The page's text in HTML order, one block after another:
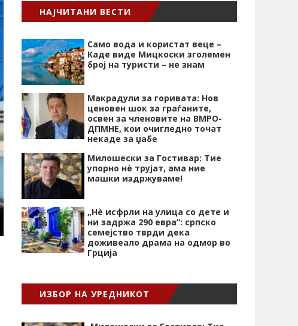
НАЈЧИТАНИ ВЕСТИ
Само вода и користат веце –
Каде виде Мицкоски зголемен
број на туристи – не знам
Макрадули за горивата: Нов
ценовен шок за граѓаните,
освен за членовите на ВМРО-
ДПМНЕ, кои очигледно точат
некаде за џабе
Милошески за Гостивар: Тие
упорно нѐ трујат, ама ние
машки издржуваме!
„Нѐ исфрли на улица со дете и
ни задржа 290 евра“: српско
семејство тврди дека
доживеало драма на одмор во
Грција
ИЗБОР НА УРЕДНИКОТ